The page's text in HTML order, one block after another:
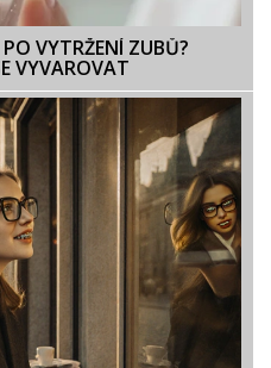
VYTRŽENÍ ZUBŮ?
VYVAROVAT